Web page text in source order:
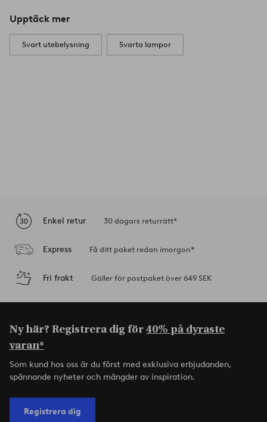
Upptäck mer
Svart utebelysning Svarta lampor
Enkel retur 30 dagars returrätt*
Express Få ditt paket redan imorgon*
Fri frakt Gäller för postpaket över 649 SEK
Ny här? Registrera dig för40% på dyraste
varan*
Som kund hos oss är du först med exklusiva erbjudanden,
spännande nyheter och mängder av inspiration.
Registrera dig